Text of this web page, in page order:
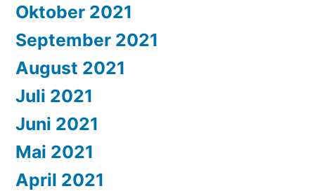
Oktober 2021
September 2021
August 2021
Juli 2021
Juni 2021
Mai 2021
April 2021